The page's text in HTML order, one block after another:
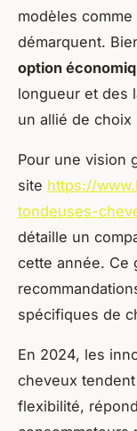
modèles comme
démarquent.
option
longueur et des
un allié de
Pour une vision
site https://
tondeuses-
détaille un
cette année. Ce
spécifiques de
En 2024, les
cheveux
flexibilité,